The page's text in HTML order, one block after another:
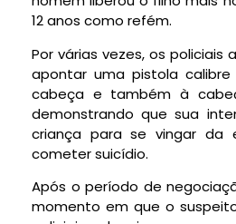
12 anos como refém.
Por várias vezes, os policiais
apontar uma pistola
cabeça e também à
demonstrando que sua
criança para se vingar da
cometer suicídio.
Após o período de
momento em que o